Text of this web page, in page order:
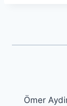
Ömer